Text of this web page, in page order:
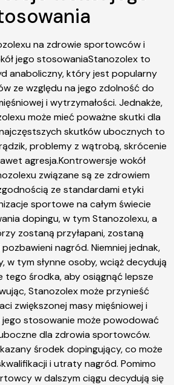
na zdrowie sportowców i
jego stosowaniaStanozolex to
anaboliczny, który jest popularny
ze względu na jego zdolność do
i wytrzymałości. Jednakże,
może mieć poważne skutki dla
skutków ubocznych to
problemy z wątrobą, skrócenie
agresja.Kontrowersje wokół
związane są ze zdrowiem
ze standardami etyki
sportowe na całym świecie
dopingu, w tym Stanozolexu, a
zostaną przyłapani, zostaną
nagród. Niemniej jednak,
tym słynne osoby, wciąż decydują
tego środka, aby osiągnąć lepsze
Stanozolex może przynieść
zwiększonej masy mięśniowej i
jego stosowanie może powodować
dla zdrowia sportowców.
środek dopingujący, co może
i utraty nagród. Pomimo
w dalszym ciągu decydują się